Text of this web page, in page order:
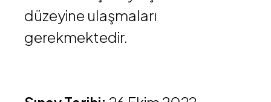
düzeyine ulaşmaları
gerekmektedir.